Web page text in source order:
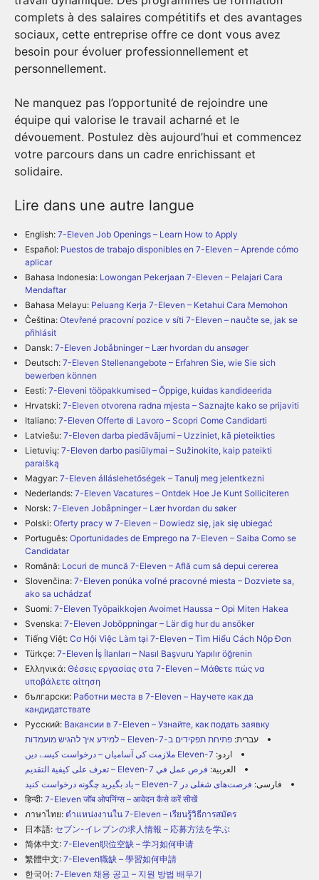
complets à des salaires compétitifs et des avantages
sociaux, cette entreprise offre ce dont vous avez
besoin pour évoluer professionnellement et
personnellement.
Ne manquez pas l’opportunité de rejoindre une
équipe qui valorise le travail acharné et le
dévouement. Postulez dès aujourd’hui et commencez
votre parcours dans un cadre enrichissant et
solidaire.
Lire dans une autre langue
English: 7-Eleven Job Openings – Learn How to Apply
Español: Puestos de trabajo disponibles en 7-Eleven – Aprende cómo
aplicar
Bahasa Indonesia: Lowongan Pekerjaan 7-Eleven – Pelajari Cara
Mendaftar
Bahasa Melayu: Peluang Kerja 7-Eleven – Ketahui Cara Memohon
Čeština: Otevřené pracovní pozice v síti 7-Eleven – naučte se, jak se
přihlásit
Dansk: 7-Eleven Jobåbninger – Lær hvordan du ansøger
Deutsch: 7-Eleven Stellenangebote – Erfahren Sie, wie Sie sich
bewerben können
Eesti: 7-Eleveni tööpakkumised – Õppige, kuidas kandideerida
Hrvatski: 7-Eleven otvorena radna mjesta – Saznajte kako se prijaviti
Italiano: 7-Eleven Offerte di Lavoro – Scopri Come Candidarti
Latviešu: 7-Eleven darba piedāvājumi – Uzziniet, kā pieteikties
Lietuvių: 7-Eleven darbo pasiūlymai – Sužinokite, kaip pateikti
paraišką
Magyar: 7-Eleven álláslehetőségek – Tanulj meg jelentkezni
Nederlands: 7-Eleven Vacatures – Ontdek Hoe Je Kunt Solliciteren
Norsk: 7-Eleven Jobåpninger – Lær hvordan du søker
Polski: Oferty pracy w 7-Eleven – Dowiedz się, jak się ubiegać
Português: Oportunidades de Emprego na 7-Eleven – Saiba Como se
Candidatar
Română: Locuri de muncă 7-Eleven – Află cum să depui cererea
Slovenčina: 7-Eleven ponúka voľné pracovné miesta – Dozviete sa,
ako sa uchádzať
Suomi: 7-Eleven Työpaikkojen Avoimet Haussa – Opi Miten Hakea
Svenska: 7-Eleven Joböppningar – Lär dig hur du ansöker
Tiếng Việt: Cơ Hội Việc Làm tại 7-Eleven – Tìm Hiểu Cách Nộp Đơn
Türkçe: 7-Eleven İş İlanları – Nasıl Başvuru Yapılır öğrenin
Ελληνικά: Θέσεις εργασίας στα 7-Eleven – Μάθετε πώς να
υποβάλετε αίτηση
български: Работни места в 7-Eleven – Научете как да
кандидатствате
Русский: Вакансии в 7-Eleven – Узнайте, как подать заявку
עברית: פתיחת תפקידים ב-7-Eleven – למידע איך להגיש מועמדות
اردو: 7-Eleven ملازمت کی آسامیاں – درخواست کیسے دیں
العربية: فرص عمل في 7-Eleven – تعرف على كيفية التقديم
فارسی: فرصت‌های شغلی در 7-Eleven – یاد بگیرید چگونه درخواست کنید
हिन्दी: 7-Eleven जॉब ओपनिंग्स – आवेदन कैसे करें सीखें
ภาษาไทย: ตำแหน่งงานใน 7-Eleven – เรียนรู้วิธีการสมัคร
日本語: セブン-イレブンの求人情報 – 応募方法を学ぶ
简体中文: 7-Eleven职位空缺 – 学习如何申请
繁體中文: 7-Eleven職缺 – 學習如何申請
한국어: 7-Eleven 채용 공고 – 지원 방법 배우기